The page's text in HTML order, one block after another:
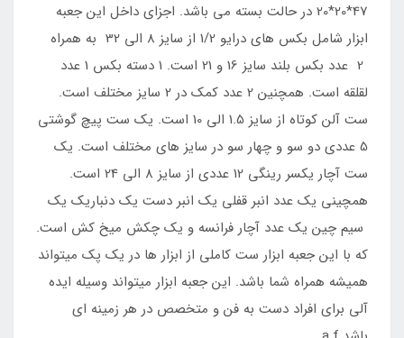
47*20*20 در حالت بسته می باشد. اجزای داخل این جعبه
ابزار شامل بکس های درایو 1/2 از سایز 8 الی 32 به همراه
2 عدد بکس بلند سایز 16 و 21 است. 1 دسته بکس 1 عدد
لقلقه است. همچنین 2 عدد کمک در 2 سایز مختلف است.
ست آلن کوتاه از سایز 1.5 الی 10 است. یک ست پیچ گوشتی
5 عددی دو سو و چهار سو در سایز های مختلف است. یک
ست آچار یکسر رینگی 12 عددی از سایز 8 الی 24 است.
همچینی یک عدد انبر قفلی یک انبر دست یک دنباریک یک
سیم چین یک عدد آچار فرانسه و یک چکش میخ کش است.
که با این جعبه ابزار ست کاملی از ابزار ها در یک پک میتواند
همیشه همراه شما باشد. این جعبه ابزار میتواند وسیله ایده
آلی برای افراد دست به فن و متخصص در هر زمینه ای